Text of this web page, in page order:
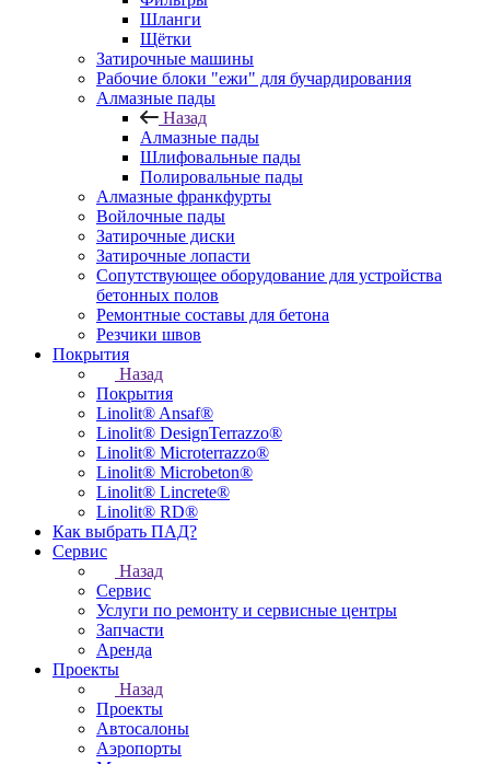
Шланги
Щётки
Затирочные машины
Рабочие блоки "ежи" для бучардирования
Алмазные пады
Назад
Алмазные пады
Шлифовальные пады
Полировальные пады
Алмазные франкфурты
Войлочные пады
Затирочные диски
Затирочные лопасти
Сопутствующее оборудование для устройства
бетонных полов
Ремонтные составы для бетона
Резчики швов
Покрытия
Назад
Покрытия
Linolit® Ansaf®
Linolit® DesignTerrazzo®
Linolit® Microterrazzo®
Linolit® Microbeton®
Linolit® Lincrete®
Linolit® RD®
Как выбрать ПАД?
Сервис
Назад
Сервис
Услуги по ремонту и сервисные центры
Запчасти
Аренда
Проекты
Назад
Проекты
Автосалоны
Аэропорты